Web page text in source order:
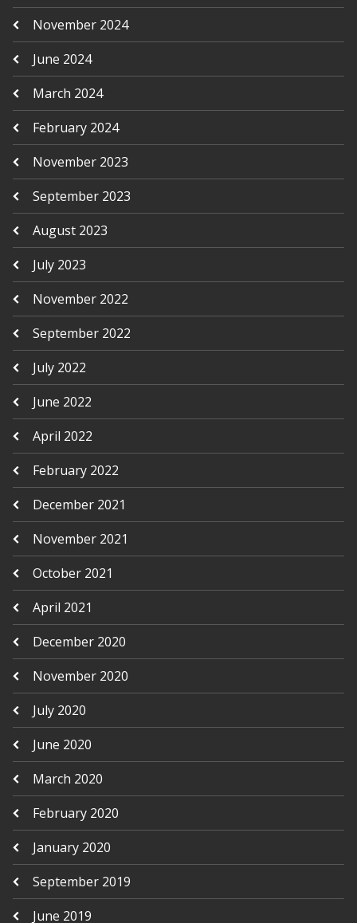
November 2024
June 2024
March 2024
February 2024
November 2023
September 2023
August 2023
July 2023
November 2022
September 2022
July 2022
June 2022
April 2022
February 2022
December 2021
November 2021
October 2021
April 2021
December 2020
November 2020
July 2020
June 2020
March 2020
February 2020
January 2020
September 2019
June 2019